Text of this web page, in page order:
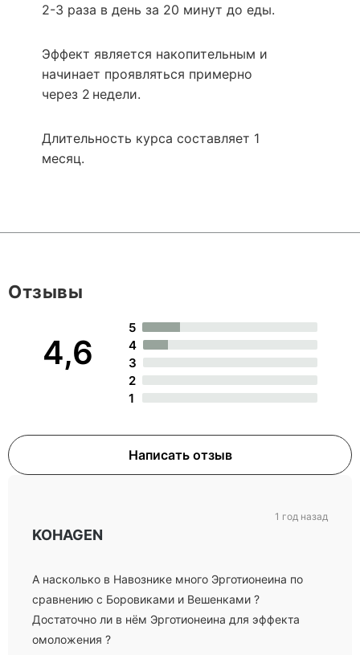
2-3 раза в день за 20 минут до еды.
Эффект является накопительным и
начинает проявляться примерно
через 2 недели.
Длительность курса составляет 1
месяц.
4,6
5
4
3
2
1
Написать отзыв
Отзывы
KOHAGEN
А насколько в Навознике много Эрготионеина по
сравнению с Боровиками и Вешенками ?
Достаточно ли в нём Эрготионеина для эффекта
омоложения ?
1 год назад